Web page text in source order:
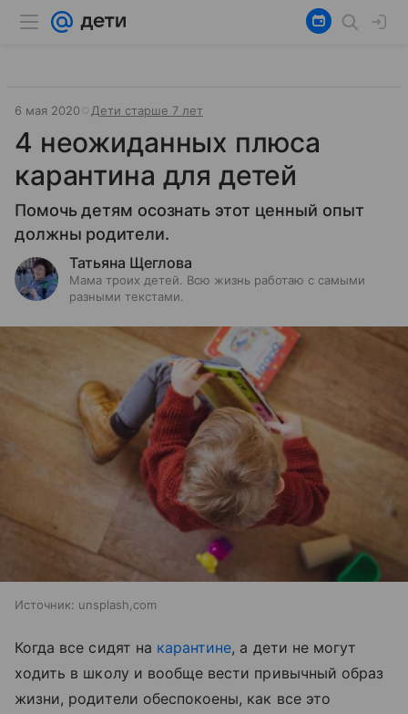
6 мая 2020 Дети старше 7 лет
4 неожиданных плюса
карантина для детей
Помочь детям осознать этот ценный опыт
должны родители.
Татьяна Щеглова
Мама троих детей. Всю жизнь работаю с самыми
разными текстами.
Источник: unsplash,com
Когда все сидят на карантине, а дети не могут
ходить в школу и вообще вести привычный образ
жизни, родители обеспокоены, как все это